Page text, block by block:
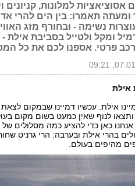
למלונות, קניונים
תאמרו: בין הים להרי
נשימה - ובחורף מזג
ומקל ולטייל בסביבת
אילת
אילת. עכשיו דמיינו שבמקום
ותצאו לנוף שאין כמעט בשום מקום
כאן כדי להציע כמה מסלולים של
בהרי אילת ובערבה: הרי גרניט
מהיפים בעולם.